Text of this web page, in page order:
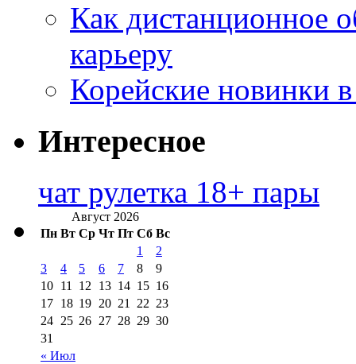
Как дистанционное
карьеру
Корейские новинки
Интересное
чат рулетка 18+ пары
Август 2026
Пн Вт Ср Чт Пт Сб Вс
« Июл
1
2
3
4 5 6 7 8
9
10 11 12 13 14 15 16
17 18 19 20 21 22 23
24 25 26 27 28 29 30
31